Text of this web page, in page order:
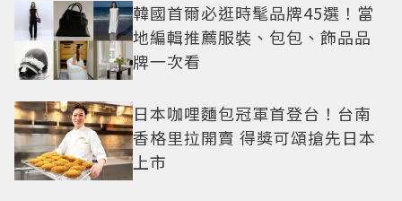
韓國首爾必逛時髦品牌45選！當
地編輯推薦服裝、包包、飾品品
牌一次看
日本咖哩麵包冠軍首登台！台南
香格里拉開賣 得獎可頌搶先日本
上市